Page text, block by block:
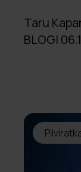
Taru
BLOGI